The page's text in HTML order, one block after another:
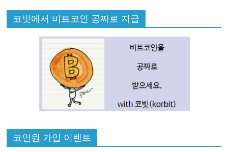
코빗에서 비트코인 공짜로 지급
코인원 가입 이벤트